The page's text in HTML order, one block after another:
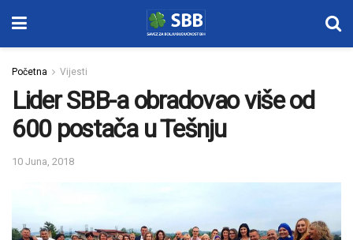
Početna Vijesti
Lider SBB-a obradovao više od
600 postača u Tešnju
10 Juna, 2018